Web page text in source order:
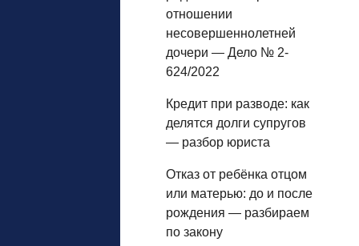
отношении
несовершеннолетней
дочери — Дело № 2-
624/2022
Кредит при разводе: как
делятся долги супругов
— разбор юриста
Отказ от ребёнка отцом
или матерью: до и после
рождения — разбираем
по закону